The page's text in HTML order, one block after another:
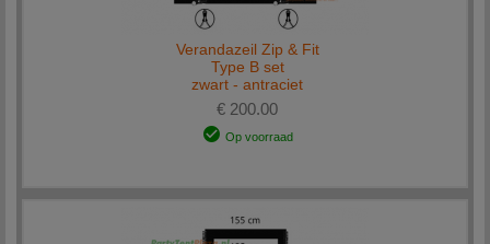
Verandazeil Zip & Fit
Type B set
zwart - antraciet
€ 200.00
Op voorraad